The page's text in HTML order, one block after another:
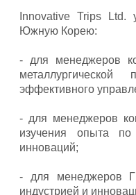
Innovative Trips Ltd.
Южную Корею:
- для менеджеров
эффективного
- для менеджеров
изучения опыта
инноваций;
- для менеджеров
индустрией и